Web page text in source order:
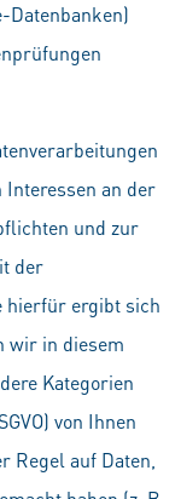
Datenbanken)
an der
und zur
der
hierfür ergibt sich
wir in diesem
Kategorien
von Ihnen
Regel auf Daten,